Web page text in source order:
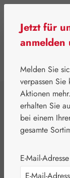
⌂
Jetzt für
anmelden
Melden Sie
verpassen
Aktionen
erhalten Sie
bei einem
gesamte
E-Mail-Adresse